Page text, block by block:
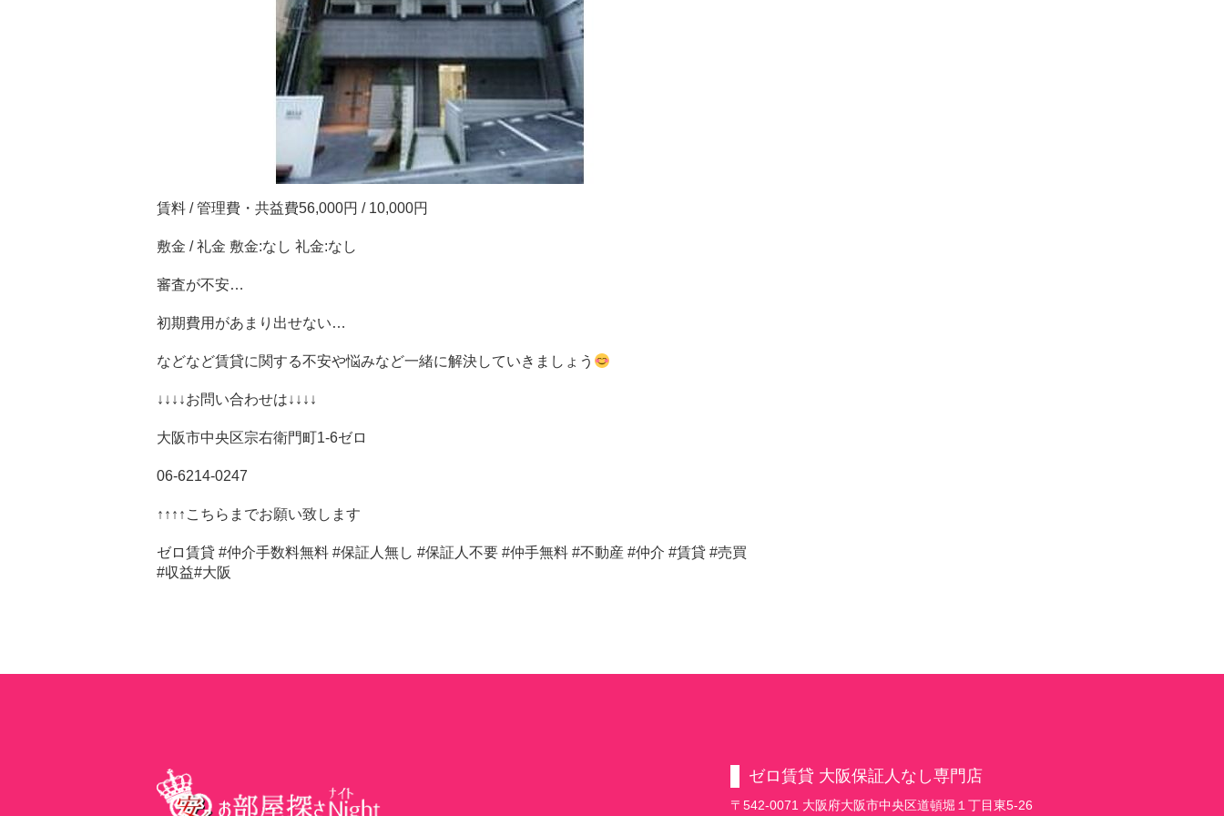
賃料 / 管理費・共益費56,000円 / 10,000円
敷金 / 礼金 敷金:なし 礼金:なし
審査が不安…
初期費用があまり出せない…
などなど賃貸に関する不安や悩みなど一緒に解決していきましょう
↓↓↓↓お問い合わせは↓↓↓↓
大阪市中央区宗右衛門町1-6ゼロ
06-6214-0247
↑↑↑↑こちらまでお願い致します
ゼロ賃貸 #仲介手数料無料 #保証人無し #保証人不要 #仲手無料 #不動産 #仲介 #賃貸 #売買
#収益#大阪
ゼロ賃貸 大阪保証人なし専門店
〒542-0071 大阪府大阪市中央区道頓堀１丁目東5-26